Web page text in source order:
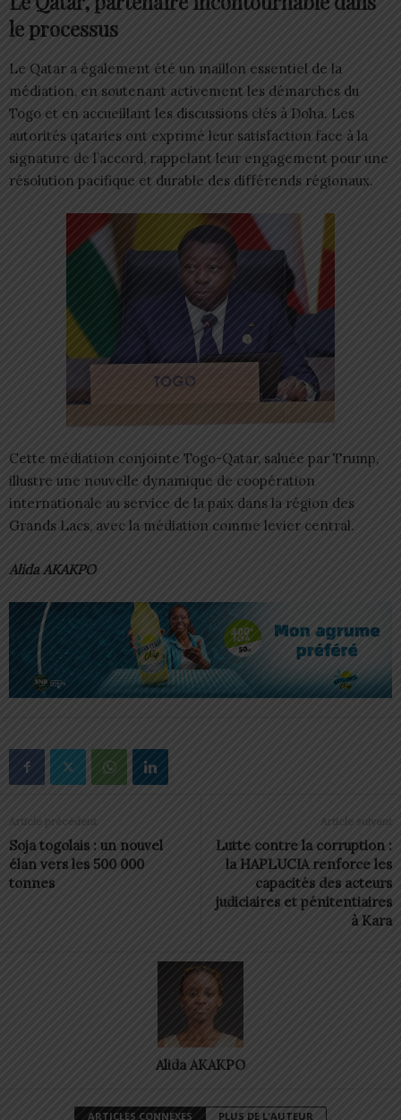
le processus
Le Qatar a également été un maillon essentiel de la
médiation, en soutenant activement les démarches du
Togo et en accueillant les discussions clés à Doha. Les
autorités qataries ont exprimé leur satisfaction face à la
signature de l’accord, rappelant leur engagement pour une
résolution pacifique et durable des différends régionaux.
Cette médiation conjointe Togo-Qatar, saluée par Trump,
illustre une nouvelle dynamique de coopération
internationale au service de la paix dans la région des
Grands Lacs, avec la médiation comme levier central.
Alida AKAKPO
Article précédent
Soja togolais : un nouvel
élan vers les 500 000
tonnes
Article suivant
Lutte contre la corruption :
la HAPLUCIA renforce les
capacités des acteurs
judiciaires et pénitentiaires
à Kara
Alida AKAKPO
ARTICLES CONNEXES PLUS DE L'AUTEUR